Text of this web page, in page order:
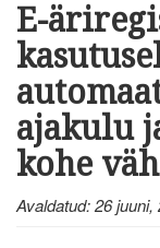
E-
ajakulu
kohe
Avaldatud: 26 juuni,